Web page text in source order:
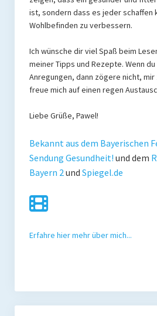
ist, sondern dass es jeder schaffen
Wohlbefinden zu verbessern.
Ich wünsche dir viel Spaß beim
meiner Tipps und Rezepte. Wenn
Anregungen, dann zögere nicht, mir
freue mich auf einen regen
Liebe Grüße, Pawel!
Bekannt aus dem Bayerischen
Sendung Gesundheit! und dem
Bayern 2 und Spiegel.de
Erfahre hier mehr über mich...